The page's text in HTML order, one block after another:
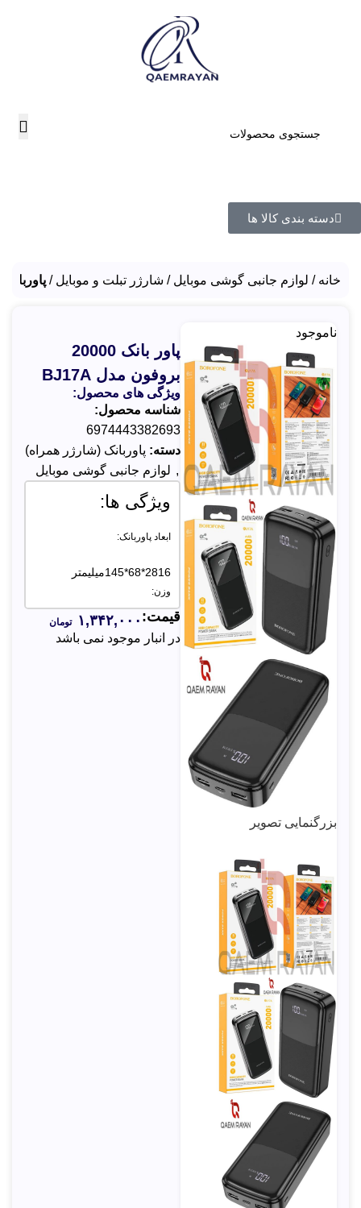
دسته بندی کالا ها
خانه لوازم جانبی گوشی موبایل شارژر تبلت و موبایل
ناموجود
بزرگنمایی تصویر
پاور بانک 20000
بروفون مدل BJ17A
ویژگی های محصول:
شناسه محصول:
6974443382693
دسته: پاوربانک (شارژر همراه)
, لوازم جانبی گوشی موبایل
ویژگی ها:
ابعاد پاوربانک:
2816*68*145میلیمتر
وزن:
400 گرم
ظرفیت باتری پاوربانک:
در انبار موجود نمی باشد
قیمت: ۱,۳۴۲,۰۰۰ تومان